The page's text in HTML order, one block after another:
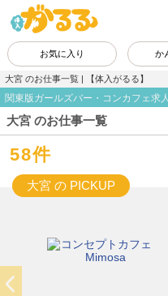
お気に入り か
大宮 のお仕事一覧 | 【体入がるる】
関東版ガールズバー・コンカフェ求
大宮 のお仕事一覧
58件
大宮 の PICKUP